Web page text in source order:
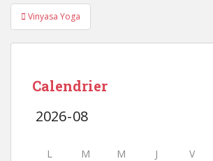
Navigation
de
l’article
Vinyasa Yoga
Calendrier
L M M J V